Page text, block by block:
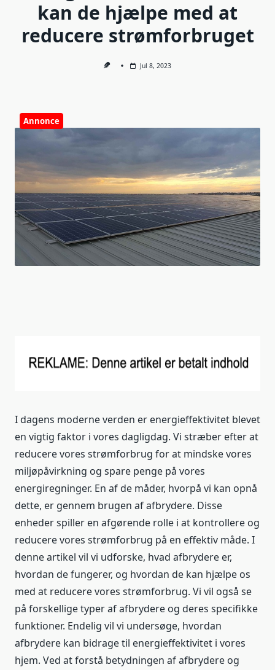
kan de hjælpe med at
reducere strømforbruget
Jul 8, 2023
Annonce
I dagens moderne verden er energieffektivitet blevet
en vigtig faktor i vores dagligdag. Vi stræber efter at
reducere vores strømforbrug for at mindske vores
miljøpåvirkning og spare penge på vores
energiregninger. En af de måder, hvorpå vi kan opnå
dette, er gennem brugen af afbrydere. Disse
enheder spiller en afgørende rolle i at kontrollere og
reducere vores strømforbrug på en effektiv måde. I
denne artikel vil vi udforske, hvad afbrydere er,
hvordan de fungerer, og hvordan de kan hjælpe os
med at reducere vores strømforbrug. Vi vil også se
på forskellige typer af afbrydere og deres specifikke
funktioner. Endelig vil vi undersøge, hvordan
afbrydere kan bidrage til energieffektivitet i vores
hjem. Ved at forstå betydningen af afbrydere og